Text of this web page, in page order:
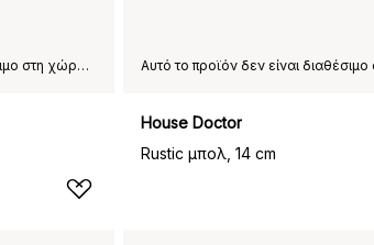
Αυτό το προϊόν δεν είναι διαθέσιμο στη χώρα παράδοσης που έχετε επιλέξει.
House Doctor
Rustic μπολ, 14 cm